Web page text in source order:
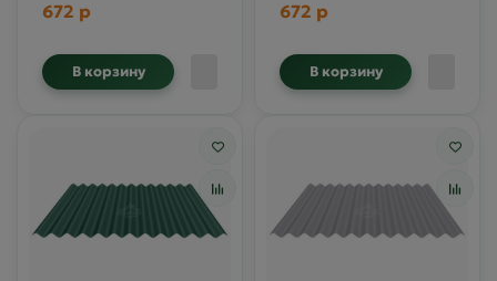
672 р
В корзину
672 р
В корзину